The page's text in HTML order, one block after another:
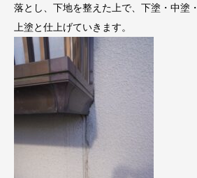
落とし、下地を整えた上で、下塗・中塗・
上塗と仕上げていきます。